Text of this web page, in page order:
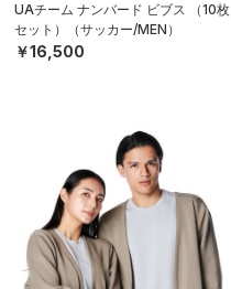
UAチーム ナンバード ビブス （10枚
セット）（サッカー/MEN）
￥16,500